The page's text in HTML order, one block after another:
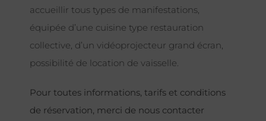
accueillir tous types de manifestations,
équipée d’une cuisine type restauration
collective, d’un vidéoprojecteur grand écran,
possibilité de location de vaisselle.
Pour toutes informations, tarifs et conditions
de réservation, merci de nous contacter